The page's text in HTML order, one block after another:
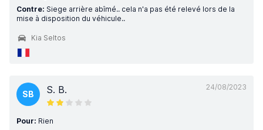
Contre: Siege arrière abîmé.. cela n'a pas été relevé lors de la
mise à disposition du véhicule..
Kia Seltos
24/08/2023
SB S. B.
Pour: Rien